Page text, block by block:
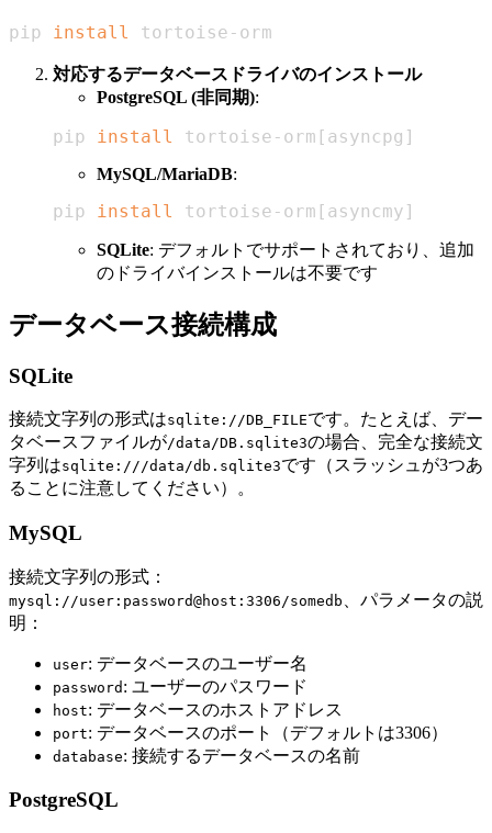
pip install tortoise-orm
対応するデータベースドライバのインストール
PostgreSQL (非同期):
pip install tortoise-orm [ asyncpg ]
MySQL/MariaDB:
pip install tortoise-orm [ asyncmy ]
SQLite: デフォルトでサポートされており、追加
のドライバインストールは不要です
データベース接続構成
SQLite
接続文字列の形式はsqlite://DB_FILEです。たとえば、デー
タベースファイルが/data/DB.sqlite3の場合、完全な接続文
字列はsqlite:///data/db.sqlite3です（スラッシュが3つあ
ることに注意してください）。
MySQL
接続文字列の形式：
mysql://user:password@host:3306/somedb
、パラメータの説
明：
user: データベースのユーザー名
password : ユーザーのパスワード
host: データベースのホストアドレス
port: データベースのポート（デフォルトは3306）
database: 接続するデータベースの名前
PostgreSQL